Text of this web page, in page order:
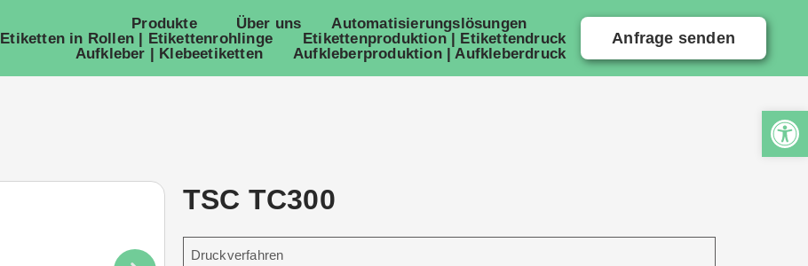
Produkte Über uns
Automatisierungslösungen
Etiketten in Rollen | Etikettenrohlinge
Etikettenproduktion | Etikettendruck
Aufkleber | Klebeetiketten
Aufkleberproduktion | Aufkleberdruck
Anfrage senden
TSC TC300
Druckverfahren